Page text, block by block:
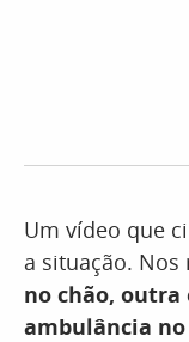
Um vídeo que
a situação. Nos
no chão, outra
ambulância